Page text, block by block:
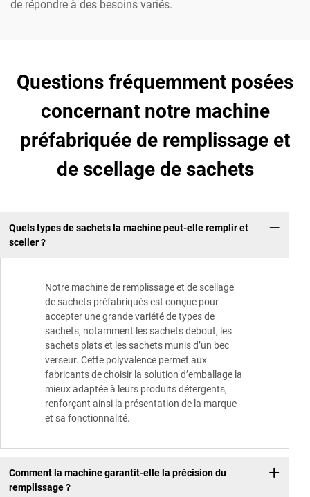
de répondre à des besoins variés.
Questions fréquemment posées
concernant notre machine
préfabriquée de remplissage et
de scellage de sachets
Quels types de sachets la machine peut-elle remplir et
sceller ?
Notre machine de remplissage et de scellage
de sachets préfabriqués est conçue pour
accepter une grande variété de types de
sachets, notamment les sachets debout, les
sachets plats et les sachets munis d’un bec
verseur. Cette polyvalence permet aux
fabricants de choisir la solution d’emballage la
mieux adaptée à leurs produits détergents,
renforçant ainsi la présentation de la marque
et sa fonctionnalité.
Comment la machine garantit-elle la précision du
remplissage ?